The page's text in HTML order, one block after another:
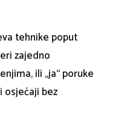
tehnike poput
zajedno
ili „ja“ poruke
osjećaji bez